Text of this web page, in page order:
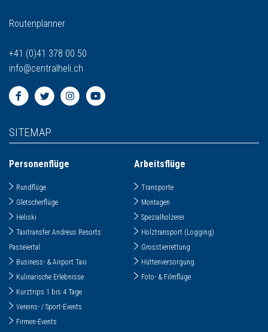
SITEMAP
Personenflüge
Rundflüge
Gletscherflüge
Heliski
Taxitransfer Andreus Resorts
Passeiertal
Business- & Airport Taxi
Kulinarische Erlebnisse
Kurztrips 1 bis 4 Tage
Vereins- / Sport-Events
Firmen-Events
Arbeitsflüge
Transporte
Montagen
Spezialholzerei
Holztransport (Logging)
Grosstierrettung
Hüttenversorgung
Foto- & Filmflüge
Routenplanner
+41 (0)41 378 00 50
info@centralheli.ch